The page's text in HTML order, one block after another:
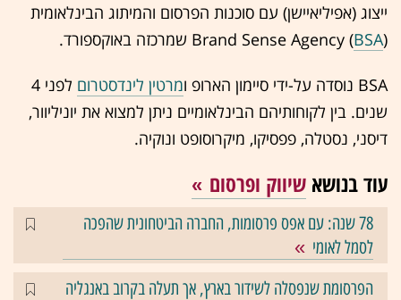
ייצוג (אפיליאיישן) עם סוכנות הפרסום והמיתוג הבינלאומית
Brand Sense Agency (BSA) שמרכזה באוקספורד.
BSA נוסדה על-ידי סיימון הארופ ו מרטין לינדסטרום
לפני 4
שנים. בין לקוחותיהם הבינלאומיים ניתן למצוא את יוניליוור,
דיסני, נסטלה, פפסיקו, מיקרוסופט ונוקיה.
עוד בנושא שיווק ופרסום
78 שנה: עם אפס פרסומות, החברה הביטחונית שהפכה
לסמל לאומי
הפרסומת שנפסלה לשידור בארץ, אך תעלה בקרוב באנגליה